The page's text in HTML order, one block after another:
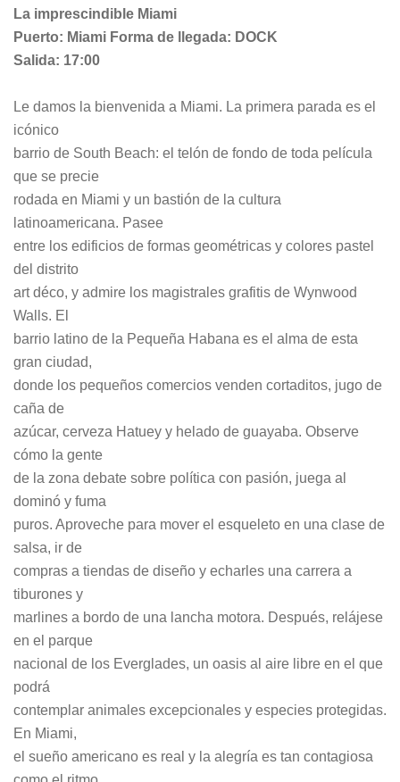
La imprescindible Miami
Puerto: Miami Forma de llegada: DOCK
Salida: 17:00
Le damos la bienvenida a Miami. La primera parada es el
icónico
barrio de South Beach: el telón de fondo de toda película
que se precie
rodada en Miami y un bastión de la cultura
latinoamericana. Pasee
entre los edificios de formas geométricas y colores pastel
del distrito
art déco, y admire los magistrales grafitis de Wynwood
Walls. El
barrio latino de la Pequeña Habana es el alma de esta
gran ciudad,
donde los pequeños comercios venden cortaditos, jugo de
caña de
azúcar, cerveza Hatuey y helado de guayaba. Observe
cómo la gente
de la zona debate sobre política con pasión, juega al
dominó y fuma
puros. Aproveche para mover el esqueleto en una clase de
salsa, ir de
compras a tiendas de diseño y echarles una carrera a
tiburones y
marlines a bordo de una lancha motora. Después, relájese
en el parque
nacional de los Everglades, un oasis al aire libre en el que
podrá
contemplar animales excepcionales y especies protegidas.
En Miami,
el sueño americano es real y la alegría es tan contagiosa